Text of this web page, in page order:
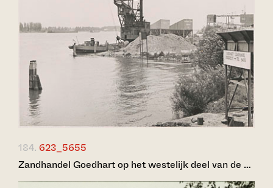
184. 623_5655
Zandhandel Goedhart op het westelijk deel van de …